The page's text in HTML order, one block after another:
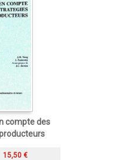
compte des
15,50 €